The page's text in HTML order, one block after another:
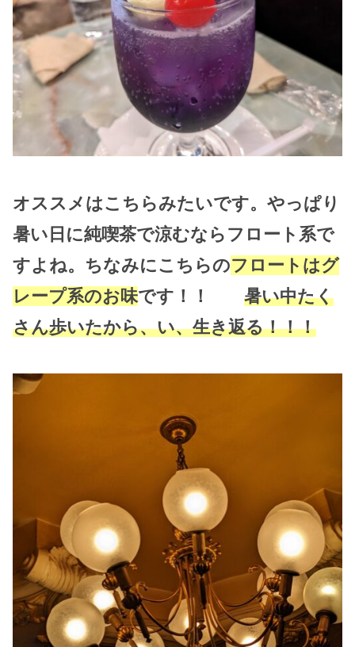
オススメはこちらみたいです。やっぱり
暑い日に純喫茶で涼むならフロート系で
すよね。ちなみにこちらのフロートはグ
レープ系のお味です！！ 暑い中たく
さん歩いたから、い、生き返る！！！